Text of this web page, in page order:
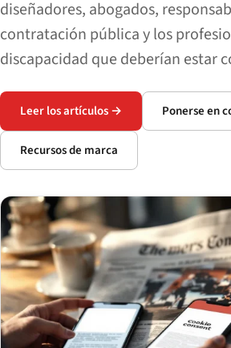
diseñadores, abogados,
contratación pública y los
discapacidad que deberían estar
Leer los artículos → Ponerse en
Recursos de marca